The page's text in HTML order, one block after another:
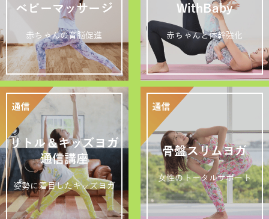
ベビーマッサージ
赤ちゃんの育脳促進
WithBaby
赤ちゃんと体幹強化
リトル＆キッズヨガ
通信講座
姿勢に着目したキッズヨガ
骨盤スリムヨガ
女性のトータルサポート